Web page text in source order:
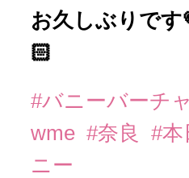
お久しぶりで
🏻
#バニーバーチ
wme #奈良 #本
ニー